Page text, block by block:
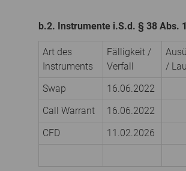
b.2. Instrumente i.S.d. § 38 Abs.
Art des
Instruments
Fälligkeit /
Verfall
/
Swap
16.06.2022
Call Warrant
16.06.2022
CFD
11.02.2026